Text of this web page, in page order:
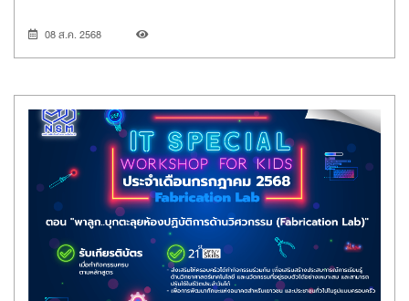
การเติบโตของการสื่อสารวิทยาศาสตร์และร่วมกันกำหนดแนวทางในการจัด
08 ส.ค. 2568